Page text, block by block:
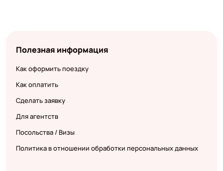
Полезная информация
Как оформить поездку
Как оплатить
Сделать заявку
Для агентств
Посольства / Визы
Политика в отношении обработки персональных данных